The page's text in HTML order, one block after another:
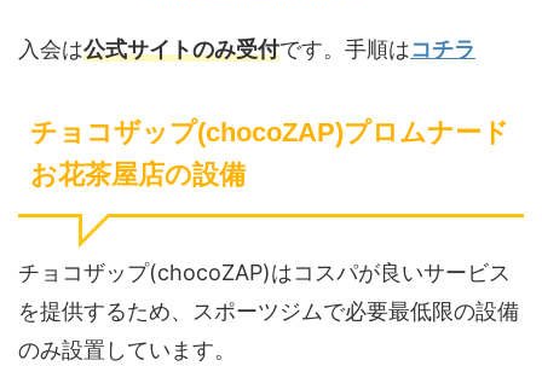
入会は公式サイトのみ受付です。手順はコチラ
チョコザップ(chocoZAP)プロムナード
お花茶屋店の設備
チョコザップ(chocoZAP)はコスパが良いサービス
を提供するため、スポーツジムで必要最低限の設備
のみ設置しています。